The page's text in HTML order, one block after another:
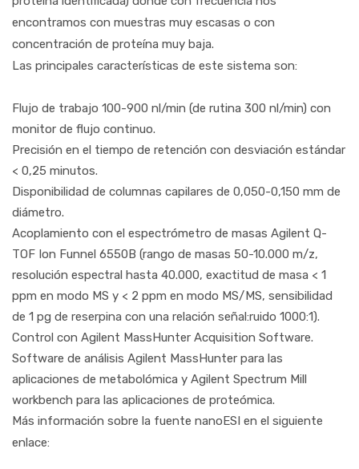
encontramos con muestras muy escasas o con
concentración de proteína muy baja.
Las principales características de este sistema son:
Flujo de trabajo 100-900 nl/min (de rutina 300 nl/min) con
monitor de flujo continuo.
Precisión en el tiempo de retención con desviación estándar
< 0,25 minutos.
Disponibilidad de columnas capilares de 0,050-0,150 mm de
diámetro.
Acoplamiento con el espectrómetro de masas Agilent Q-
TOF Ion Funnel 6550B (rango de masas 50-10.000 m/z,
resolución espectral hasta 40.000, exactitud de masa < 1
ppm en modo MS y < 2 ppm en modo MS/MS, sensibilidad
de 1 pg de reserpina con una relación señal:ruido 1000:1).
Control con Agilent MassHunter Acquisition Software.
Software de análisis Agilent MassHunter para las
aplicaciones de metabolómica y Agilent Spectrum Mill
workbench para las aplicaciones de proteómica.
Más información sobre la fuente nanoESI en el siguiente
enlace: